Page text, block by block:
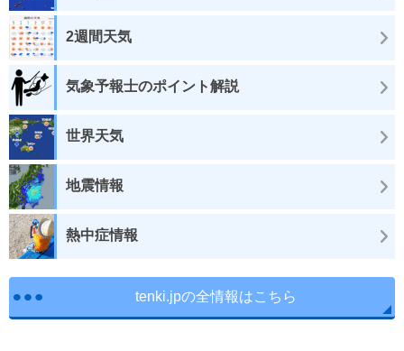
2週間天気
気象予報士のポイント解説
世界天気
地震情報
熱中症情報
tenki.jpの全情報はこちら